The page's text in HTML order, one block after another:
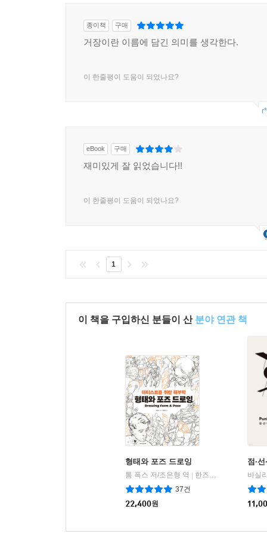
종이책 구매
거장이란 이름에 담긴 의미를 생각한다.
이 한줄평이 도움이 되었나요?
eBook 구매
재미있게 잘 읽었습니다!!
이 한줄평이 도움이 되었나요?
1
이 책을 구입하신 분들이 산 분야 연관 책
형태와 포즈 드로잉
톰 폭스 저/조은형 역 | 한즈미디어
37건
22,400원
점·선